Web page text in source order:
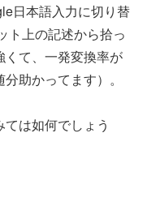
日本語入力に切り替
ト上の記述から拾っ
くて、一発変換率が
助かってます）。
は如何でしょう